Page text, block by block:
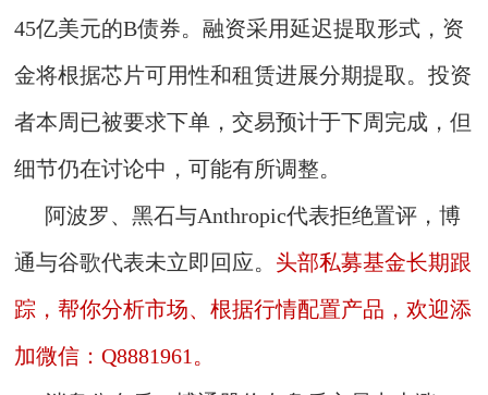
45亿美元的B债券。融资采用延迟提取形式，资
金将根据芯片可用性和租赁进展分期提取。投资
者本周已被要求下单，交易预计于下周完成，但
细节仍在讨论中，可能有所调整。
阿波罗、黑石与Anthropic代表拒绝置评，博
通与谷歌代表未立即回应。 头部私募基金长期跟
踪，帮你分析市场、根据行情配置产品，欢迎添
加微信：Q8881961。